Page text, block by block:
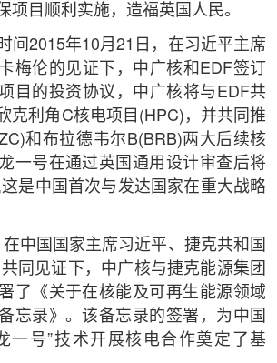
项目顺利实施，造福英国人民。
间2015年10月21日，在习近平主席
梅伦的见证下，中广核和EDF签订
目的投资协议，中广核将与EDF共
克利角C核电项目(HPC)，并共同推
和布拉德韦尔B(BRB)两大后续核
一号在通过英国通用设计审查后将
是中国首次与发达国家在重大战略
中国国家主席习近平、捷克共和国
同见证下，中广核与捷克能源集团
了《关于在核能及可再生能源领域
忘录》。该备忘录的签署，为中国
一号”技术开展核电合作奠定了基